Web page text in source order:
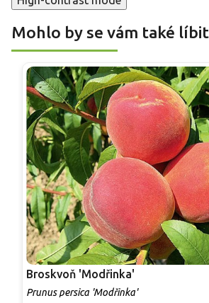
Mohlo by se vám také líbit
Broskvoň 'Modřinka'
Prunus persica 'Modřinka'